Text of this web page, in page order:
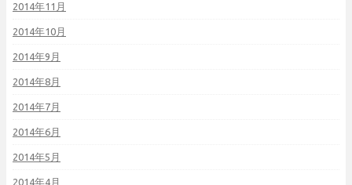
2014年11月
2014年10月
2014年9月
2014年8月
2014年7月
2014年6月
2014年5月
2014年4月